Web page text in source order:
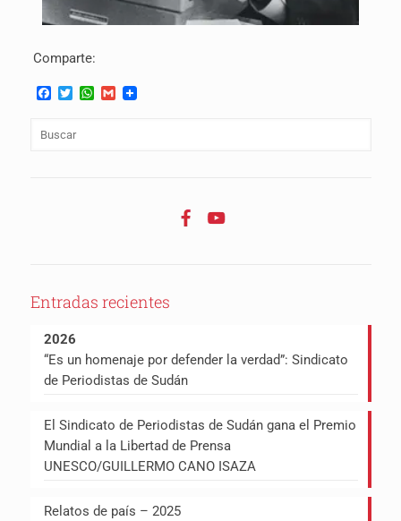
Comparte:
Facebook
TwitterWhatsApp
Gmail
Entradas recientes
2026
“Es un homenaje por defender la verdad”: Sindicato
de Periodistas de Sudán
El Sindicato de Periodistas de Sudán gana el Premio
Mundial a la Libertad de Prensa
UNESCO/GUILLERMO CANO ISAZA
Relatos de país – 2025